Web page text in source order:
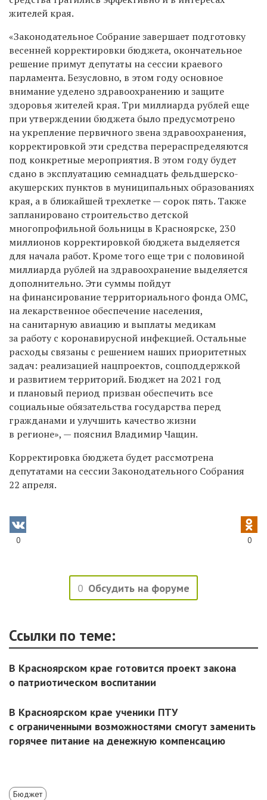
жителей края.
«Законодательное Собрание завершает подготовку
весенней корректировки бюджета, окончательное
решение примут депутаты на сессии краевого
парламента. Безусловно, в этом году основное
внимание уделено здравоохранению и защите
здоровья жителей края. Три миллиарда рублей еще
при утверждении бюджета было предусмотрено
на укрепление первичного звена здравоохранения,
корректировкой эти средства перераспределяются
под конкретные мероприятия. В этом году будет
сдано в эксплуатацию семнадцать фельдшерско-
акушерских пунктов в муниципальных образованиях
края, а в ближайшей трехлетке — сорок пять. Также
запланировано строительство детской
многопрофильной больницы в Красноярске, 230
миллионов корректировкой бюджета выделяется
для начала работ. Кроме того еще три с половиной
миллиарда рублей на здравоохранение выделяется
дополнительно. Эти суммы пойдут
на финансирование территориального фонда ОМС,
на лекарственное обеспечение населения,
на санитарную авиацию и выплаты медикам
за работу с коронавирусной инфекцией. Остальные
расходы связаны с решением наших приоритетных
задач: реализацией нацпроектов, соцподдержкой
и развитием территорий. Бюджет на 2021 год
и плановый период призван обеспечить все
социальные обязательства государства перед
гражданами и улучшить качество жизни
в регионе», — пояснил Владимир Чащин.
Корректировка бюджета будет рассмотрена
депутатами на сессии Законодательного Собрания
22 апреля.
0 0
0 Обсудить на форуме
Ссылки по теме:
В Красноярском крае готовится проект закона
о патриотическом воспитании
В Красноярском крае ученики ПТУ
с ограниченными возможностями смогут заменить
горячее питание на денежную компенсацию
Бюджет